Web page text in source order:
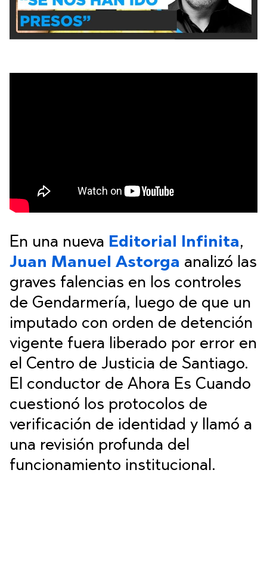
En una nueva Editorial Infinita,
Juan Manuel Astorga analizó las
graves falencias en los controles
de Gendarmería, luego de que un
imputado con orden de detención
vigente fuera liberado por error en
el Centro de Justicia de Santiago.
El conductor de Ahora Es Cuando
cuestionó los protocolos de
verificación de identidad y llamó a
una revisión profunda del
funcionamiento institucional.